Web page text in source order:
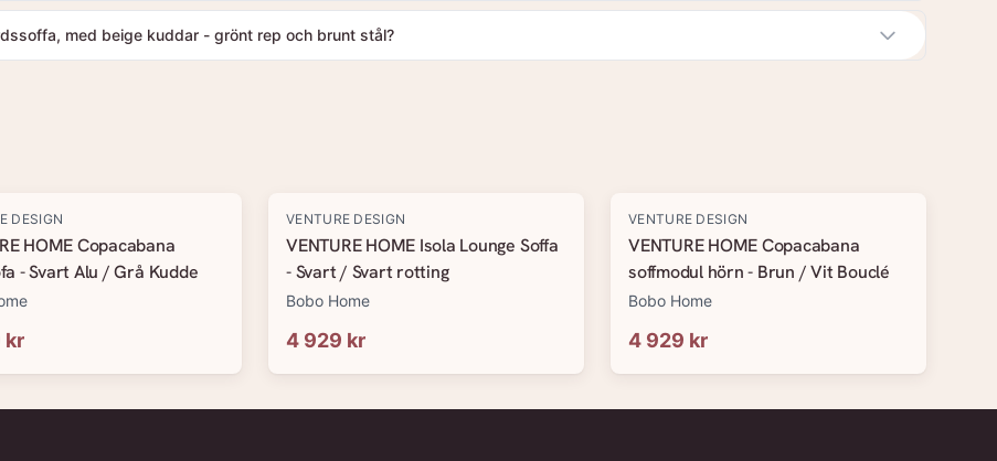
med beige kuddar - grönt rep och brunt stål?
DESIGN
HOME Copacabana
- Svart Alu / Grå Kudde
kr
VENTURE DESIGN
VENTURE HOME Isola Lounge Soffa
- Svart / Svart rotting
Bobo Home
4 929 kr
VENTURE DESIGN
VENTURE HOME Copacabana
soffmodul hörn - Brun / Vit Bouclé
Bobo Home
4 929 kr